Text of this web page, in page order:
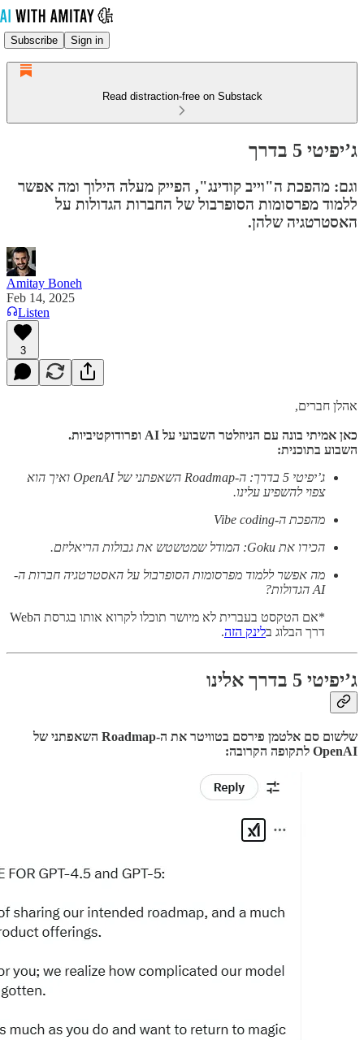
Subscribe Sign in
Read distraction-free on Substack
ג’יפיטי 5 בדרך
וגם: מהפכת ה"וייב קודינג", הפייק מעלה הילוך ומה אפשר
ללמוד מפרסומות הסופרבול של החברות הגדולות על
האסטרטגיה שלהן.
Amitay Boneh
Feb 14, 2025
Listen
3
אהלן חברים,
כאן אמיתי בונה עם הניוזלטר השבועי על AI ופרודוקטיביות.
השבוע בתוכנית:
ג’יפיטי 5 בדרך: ה-Roadmap השאפתני של OpenAI ואיך הוא
צפוי להשפיע עלינו.
מהפכת ה-Vibe coding
הכירו את Goku: המודל שמטשטש את גבולות הריאליזם.
מה אפשר ללמוד מפרסומות הסופרבול על האסטרטגיה חברות ה-
AI הגדולות?
*אם הטקסט בעברית לא מיושר תוכלו לקרוא אותו בגרסת הWeb
דרך הבלוג בלינק הזה.
ג’יפיטי 5 בדרך אלינו
שלשום סם אלטמן פירסם בטוויטר את ה-Roadmap השאפתני של
OpenAI לתקופה הקרובה: